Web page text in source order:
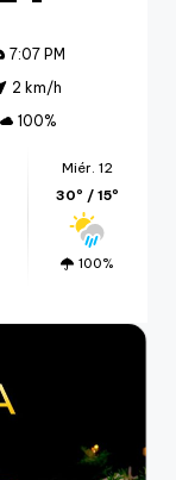
7:07 PM
2 km/h
100%
Miér. 12
30º / 15º
100%